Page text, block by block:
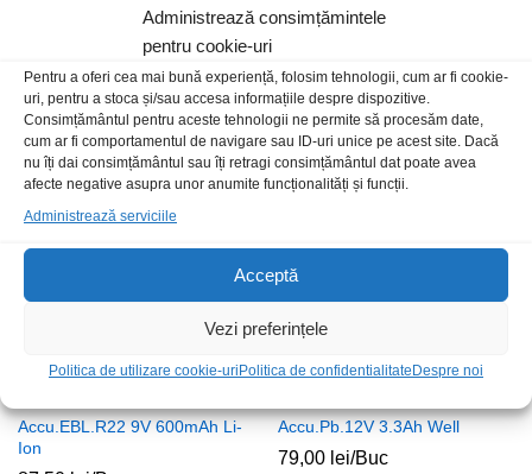
Administrează consimțămintele
pentru cookie-uri
Pentru a oferi cea mai bună experiență, folosim tehnologii, cum ar fi cookie-
uri, pentru a stoca și/sau accesa informațiile despre dispozitive.
Consimțământul pentru aceste tehnologii ne permite să procesăm date,
cum ar fi comportamentul de navigare sau ID-uri unice pe acest site. Dacă
nu îți dai consimțământul sau îți retragi consimțământul dat poate avea
afecte negative asupra unor anumite funcționalități și funcții.
Administrează serviciile
Acceptă
Vezi preferințele
Politica de utilizare cookie-uri Politica de confidentialitate Despre noi
Accu.Tex.R22 8.4V 280mAh Ni-
MH
39,00lei/Buc
Li-Ion 22A cu lamele U
35,00lei/Buc
Stoc epuizat
Accu.EBL.R22 9V 600mAh Li-
Ion
Stoc epuizat
Accu.Pb.12V 3.3Ah Well
79,00 lei/Buc